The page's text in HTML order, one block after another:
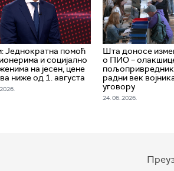
Једнократна помоћ
и социјално
на јесен, цене
ниже од 1. августа
Шта доносе
о ПИО –
радни век
уговору
24. 06. 2026.